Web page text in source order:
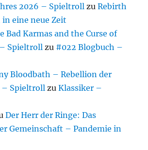
2026 – Spieltroll zuRebirth
eine neue Zeit
Bad Karmas and the Curse of
Spieltroll zu #022 Blogbuch –
Bloodbath – Rebellion der
– Spieltroll zuKlassiker –
Der Herr der Ringe: Das
Gemeinschaft – Pandemie in